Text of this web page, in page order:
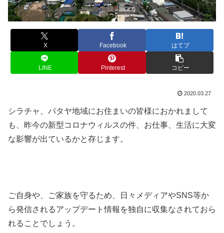
X Facebook はてブ
LINE Pinterest コピー
2020.03.27
シラチャ、パタヤ地域にお住まいの皆様におかれまして
も、昨今の新型コロナウィルスの件、お仕事、生活に大変
な影響が出ているかと存じます。
ご自身や、ご家族を守るため、日々メディアやSNS等か
ら発信されるアップデート情報を独自に収集なされておら
れることでしょう。